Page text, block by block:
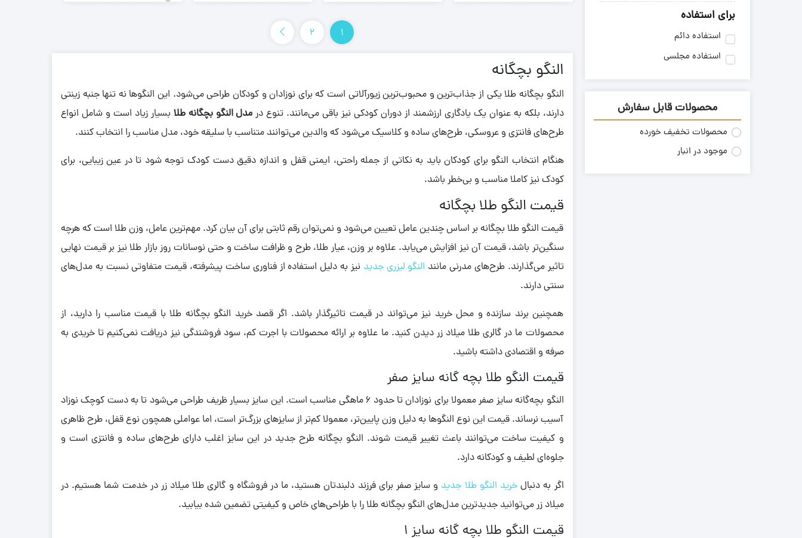
1
2
النگو بچگانه
النگو بچگانه طلا یکی از جذاب‌ترین و محبوب‌ترین زیورآلاتی است که برای نوزادان و کودکان طراحی می‌شود. این النگوها نه ‌تنها جنبه زینتی
دارند، بلکه به ‌عنوان یک یادگاری ارزشمند از دوران کودکی نیز باقی می‌مانند. تنوع در مدل النگو بچگانه طلا بسیار زیاد است و شامل انواع
طرح‌های فانتزی و عروسکی، طرح‌های ساده و کلاسیک می‌شود که والدین می‌توانند متناسب با سلیقه خود، مدل مناسب را انتخاب کنند.
هنگام انتخاب النگو برای کودکان باید به نکاتی از جمله راحتی، ایمنی قفل و اندازه دقیق دست کودک توجه شود تا در عین زیبایی، برای
کودک نیز کاملا مناسب و بی‌خطر باشد.
قیمت النگو طلا بچگانه
قیمت النگو طلا بچگانه بر اساس چندین عامل تعیین می‌شود و نمی‌توان رقم ثابتی برای آن بیان کرد. مهم‌ترین عامل، وزن طلا است که هرچه
سنگین‌تر باشد، قیمت آن نیز افزایش می‌یابد. علاوه بر وزن، عیار طلا، طرح و ظرافت ساخت و حتی نوسانات روز بازار طلا نیز بر قیمت نهایی
تاثیر می‌گذارند. طرح‌های مدرنی مانند النگو لیزری جدید نیز به دلیل استفاده از فناوری ساخت پیشرفته، قیمت متفاوتی نسبت به مدل‌های
سنتی دارند.
همچنین برند سازنده و محل خرید نیز می‌تواند در قیمت تاثیرگذار باشد. اگر قصد خرید النگو بچگانه طلا با قیمت مناسب را دارید، از
محصولات ما در گالری طلا میلاد زر دیدن کنید. ما علاوه بر ارائه محصولات با اجرت کم، سود فروشندگی نیز دریافت نمی‌کنیم تا خریدی به
صرفه و اقتصادی داشته باشید.
قیمت النگو طلا بچه گانه سایز صفر
النگو بچه‌گانه سایز صفر معمولا برای نوزادان تا حدود 6 ماهگی مناسب است. این سایز بسیار ظریف طراحی می‌شود تا به دست کوچک نوزاد
آسیب نرساند. قیمت این نوع النگوها به دلیل وزن پایین‌تر، معمولا کم‌تر از سایزهای بزرگ‌تر است، اما عواملی همچون نوع قفل، طرح ظاهری
و کیفیت ساخت می‌توانند باعث تغییر قیمت شوند. النگو بچگانه طرح جدید در این سایز اغلب دارای طرح‌های ساده و فانتزی است و
جلوه‌ای لطیف و کودکانه دارد.
اگر به ‌دنبال خرید النگو طلا جدید و سایز صفر برای فرزند دلبندتان هستید، ما در فروشگاه و گالری طلا میلاد زر در خدمت شما هستیم. در
میلاد زر می‌توانید جدیدترین مدل‌های النگو بچگانه طلا را با طراحی‌های خاص و کیفیتی تضمین ‌شده بیابید.
قیمت النگو طلا بچه گانه سایز 1
0.480
0.500
0.510
0.550
0.560
قرمز
مشکی
برای استفاده
استفاده دائم
استفاده مجلسی
محصولات قابل سفارش
محصولات تخفیف خورده
موجود در انبار